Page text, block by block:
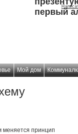
первый
Мой дом
меняется принцип